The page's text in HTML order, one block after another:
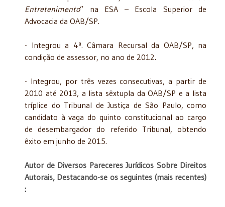
Entretenimento” na ESA – Escola Superior de
Advocacia da OAB/SP.
- Integrou a 4ª. Câmara Recursal da OAB/SP, na
condição de assessor, no ano de 2012.
- Integrou, por três vezes consecutivas, a partir de
2010 até 2013, a lista sêxtupla da OAB/SP e a lista
tríplice do Tribunal de Justiça de São Paulo, como
candidato à vaga do quinto constitucional ao cargo
de desembargador do referido Tribunal, obtendo
êxito em junho de 2015.
Autor de Diversos Pareceres Jurídicos Sobre Direitos
Autorais, Destacando-se os seguintes (mais recentes)
: